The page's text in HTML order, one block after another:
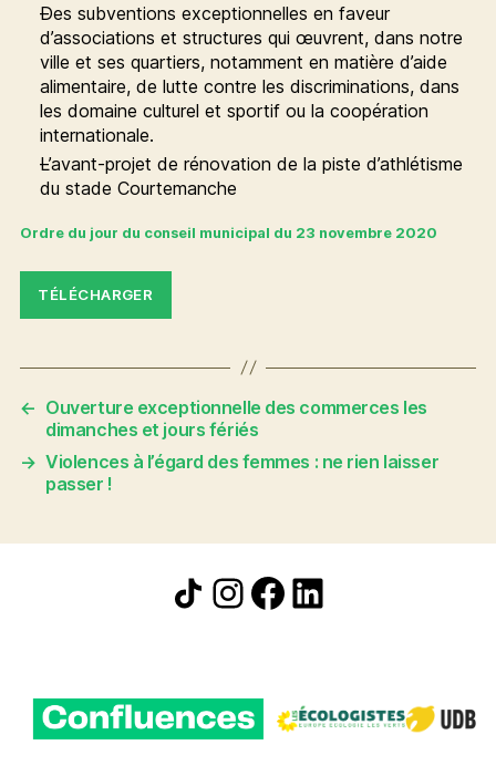
Des subventions exceptionnelles en faveur
d’associations et structures qui œuvrent, dans notre
ville et ses quartiers, notamment en matière d’aide
alimentaire, de lutte contre les discriminations, dans
les domaine culturel et sportif ou la coopération
internationale.
L’avant-projet de rénovation de la piste d’athlétisme
du stade Courtemanche
Ordre du jour du conseil municipal du 23 novembre 2020
TÉLÉCHARGER
← Ouverture exceptionnelle des commerces les
dimanches et jours fériés
→ Violences à l’égard des femmes : ne rien laisser
passer !
Icône de partage
Instagram
Facebook
LinkedIn